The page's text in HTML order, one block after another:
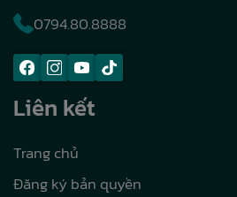
0794.80.8888
Liên kết
Trang chủ
Đăng ký bản quyền